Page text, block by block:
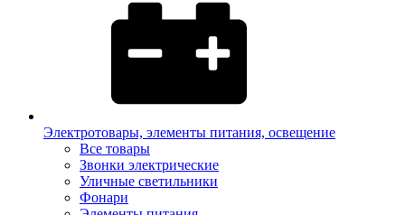
Электротовары, элементы питания, освещение
Все товары
Звонки электрические
Уличные светильники
Фонари